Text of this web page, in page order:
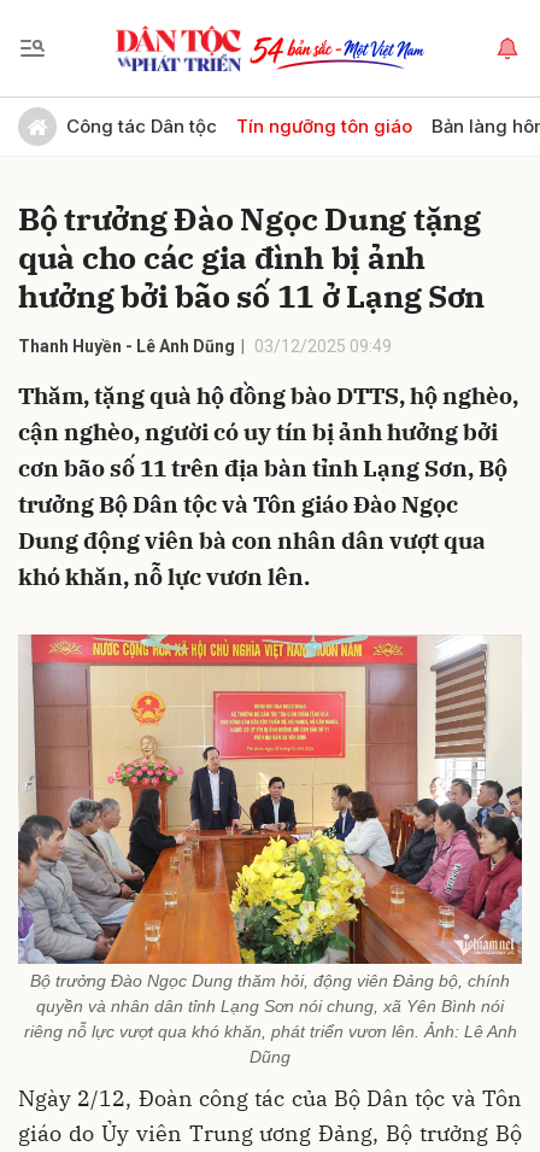
Công tác Dân tộc Tín ngưỡng tôn giáo Bản làng
Bộ trưởng Đào Ngọc Dung tặng
quà cho các gia đình bị ảnh
hưởng bởi bão số 11 ở Lạng Sơn
Thanh Huyền - Lê Anh Dũng 03/12/2025 09:49
Thăm, tặng quà hộ đồng bào DTTS, hộ nghèo,
cận nghèo, người có uy tín bị ảnh hưởng bởi
cơn bão số 11 trên địa bàn tỉnh Lạng Sơn, Bộ
trưởng Bộ Dân tộc và Tôn giáo Đào Ngọc
Dung động viên bà con nhân dân vượt qua
khó khăn, nỗ lực vươn lên.
Bộ trưởng Đào Ngọc Dung thăm hỏi, động viên Đảng bộ, chính
quyền và nhân dân tỉnh Lạng Sơn nói chung, xã Yên Bình nói
riêng nỗ lực vượt qua khó khăn, phát triển vươn lên. Ảnh: Lê Anh
Dũng
Ngày 2/12, Đoàn công tác của Bộ Dân tộc và Tôn
giáo do Ủy viên Trung ương Đảng, Bộ trưởng Bộ
Gửi bình luận